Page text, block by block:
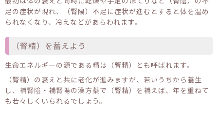
足の症状が現れ、（腎陽）不足に症状が進むとすると体を温め
られなくなり、冷えなどがあらわれます。
（腎精）を蓄えよう
生命エネルギーの源である精は（腎精）とも呼ばれます。
（腎精）の衰えと共に老化が進みますが、若いうちから養生
し、補腎陰・補腎陽の漢方薬で（腎精）を補えば、年を重ねて
も若々しくいられるでしょう。